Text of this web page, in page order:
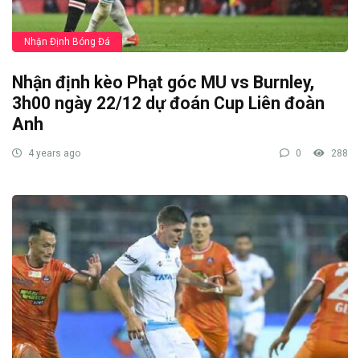
Nhận Định Bóng Đá
Nhận định kèo Phạt góc MU vs Burnley,
3h00 ngày 22/12 dự đoán Cup Liên đoàn
Anh
4 years ago 0 288